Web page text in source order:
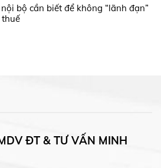
bộ cần biết để không “lãnh đạn”
ĐT & TƯ VẤN MINH